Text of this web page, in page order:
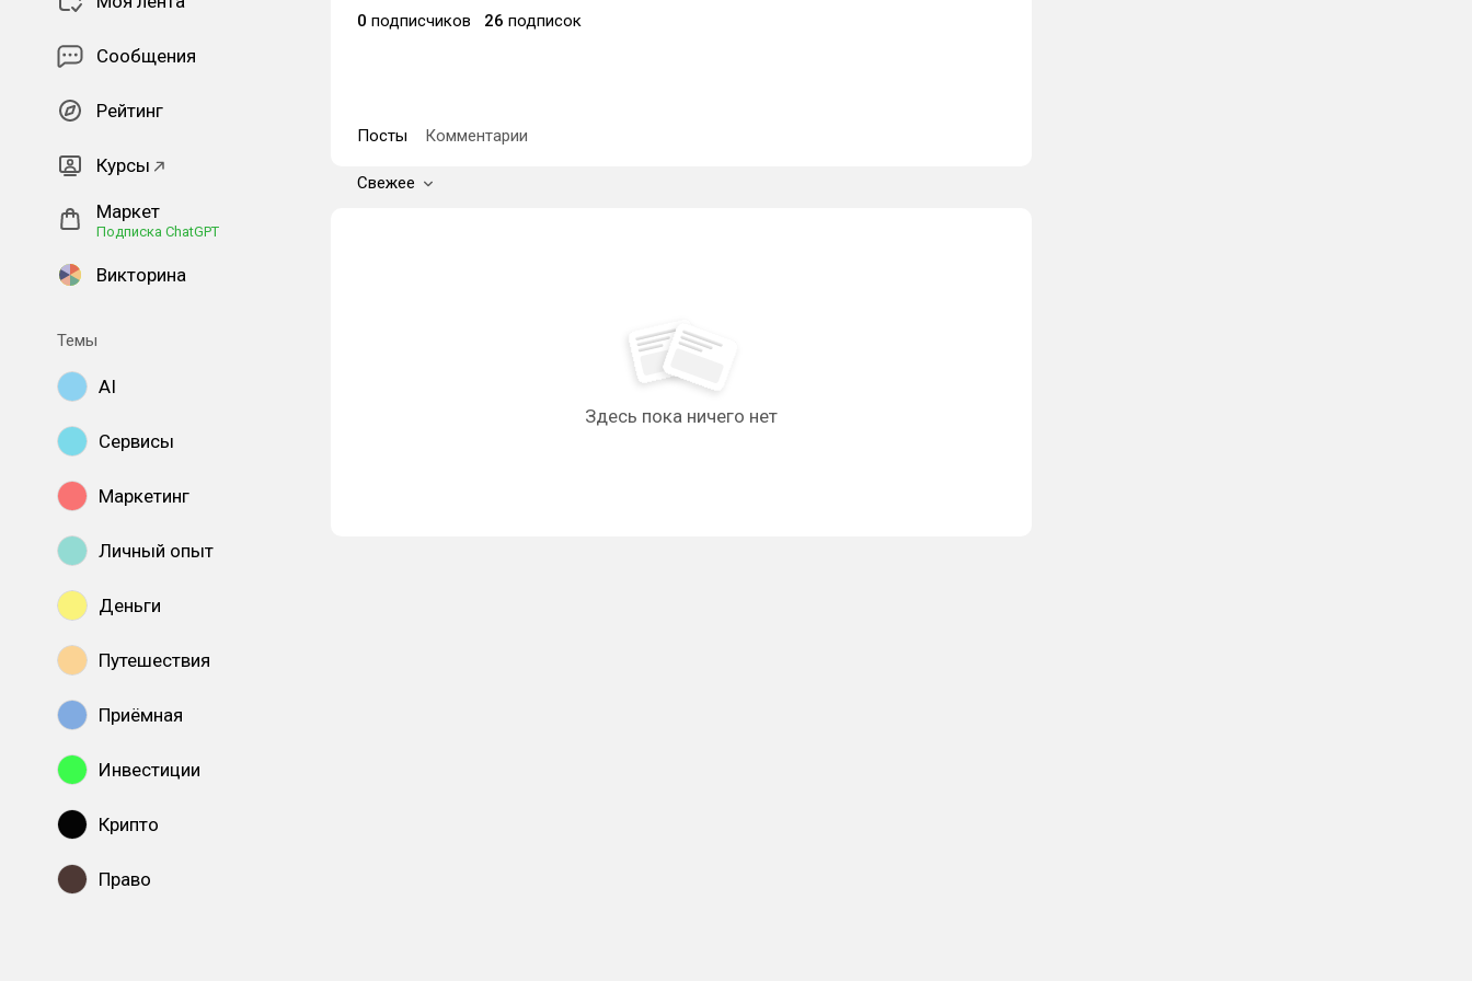
Сообщения
Рейтинг
Курсы
Маркет
Подписка ChatGPT
Викторина
Темы
AI
Сервисы
Маркетинг
Личный опыт
Деньги
Путешествия
Приёмная
Инвестиции
Крипто
Право
0 подписчиков 26 подписок
Посты Комментарии
Свежее
Здесь пока ничего нет